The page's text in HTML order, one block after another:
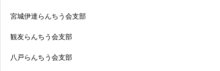
宮城伊達らんちう会支部
観友らんちう会支部
八戸らんちう会支部